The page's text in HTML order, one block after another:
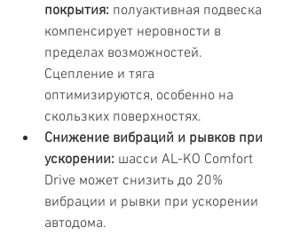
покрытия: полуактивная подвеска
компенсирует неровности в
пределах возможностей.
Сцепление и тяга
оптимизируются, особенно на
скользких поверхностях.
Снижение вибраций и рывков при
ускорении: шасси AL-KO Comfort
Drive может снизить до 20%
вибрации и рывки при ускорении
автодома.